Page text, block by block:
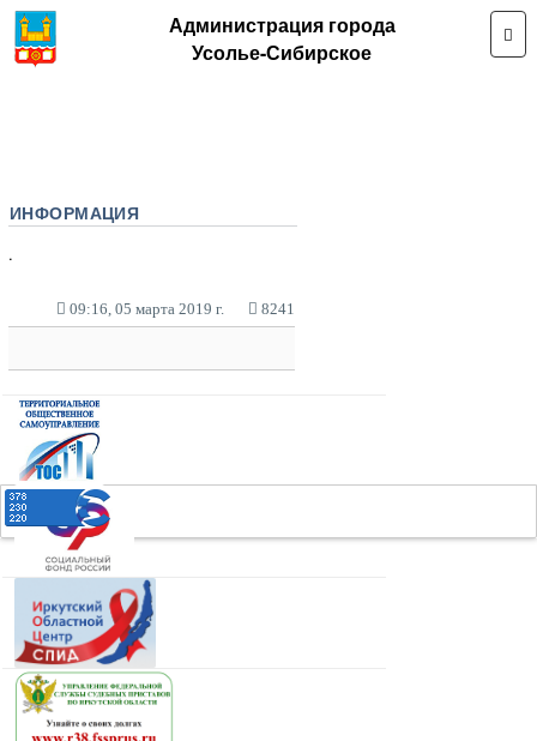
Администрация города
Усолье-Сибирское
ИНФОРМАЦИЯ
.
09:16, 05 марта 2019 г. 8241